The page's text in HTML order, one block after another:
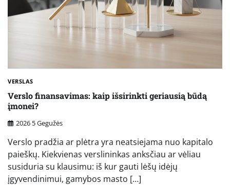
VERSLAS
Verslo finansavimas: kaip išsirinkti geriausią būdą
įmonei?
2026 5 Gegužės
Verslo pradžia ar plėtra yra neatsiejama nuo kapitalo
paieškų. Kiekvienas verslininkas anksčiau ar vėliau
susiduria su klausimu: iš kur gauti lėšų idėjų
įgyvendinimui, gamybos masto […]